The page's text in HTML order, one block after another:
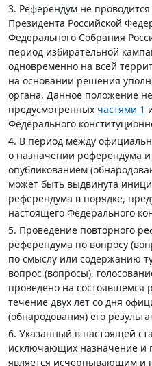
3. Референдум не
Президента Российской
Федерального Собрания
период избирательной
одновременно на всей
на основании решения
органа. Данное положение не
предусмотренных частями 1
Федерального
4. В период между
о назначении референдума
опубликованием
может быть выдвинута
референдума в порядке,
настоящего Федерального
5. Проведение повторного
референдума по вопросу
по смыслу или содержанию
вопрос (вопросы),
проведено на состоявшемся
течение двух лет со дня
(обнародования) его
6. Указанный в настоящей
исключающих назначение и
является исчерпывающим и